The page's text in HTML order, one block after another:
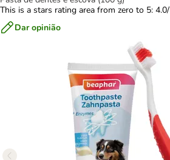
This is a stars rating area from zero to 5:
Dar opinião